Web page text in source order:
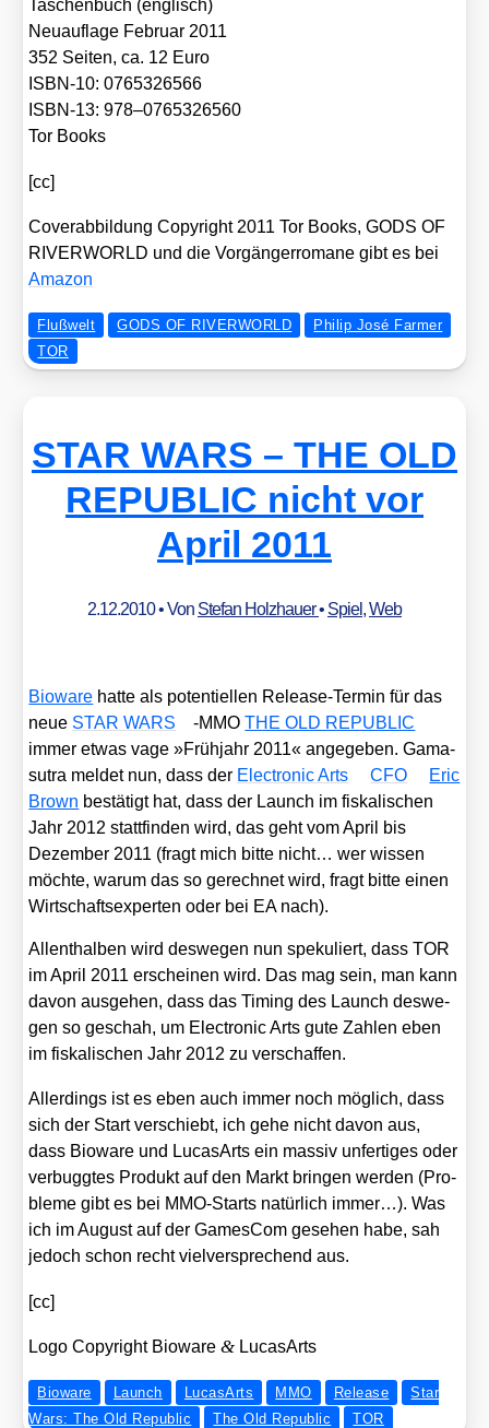
Taschen­buch (eng­lisch)
Neu­auf­la­ge Febru­ar 2011
352 Sei­ten, ca. 12 Euro
ISBN-10: 0765326566
ISBN-13: 978–0765326560
Tor Books
[cc]
Cover­ab­bil­dung Copy­right 2011 Tor Books, GODS OF
RIVERWORLD und die Vor­gän­ger­ro­ma­ne gibt es bei
Ama­zon
Flußwelt GODS OF RIVERWORLD
Philip José Farmer
TOR
STAR WARS – THE OLD
REPUBLIC nicht vor
April 2011
2.12.2010• Von Stefan Holzhauer• Spiel,Web
Bio­wa­re hat­te als poten­ti­el­len Release-Ter­min für das
neue STAR WARS -MMOTHE OLD REPUBLIC
immer etwas vage »Früh­jahr 2011« ange­ge­ben. Gama­
su­tra mel­det nun, dass der Elec­tro­nic Arts CFO
Eric
Brown bestä­tigt hat, dass der Launch im fis­ka­li­schen
Jahr 2012 statt­fin­den wird, das geht vom April bis
Dezem­ber 2011 (fragt mich bit­te nicht… wer wis­sen
möch­te, war­um das so gerech­net wird, fragt bit­te einen
Wirt­schafts­exper­ten oder bei EA nach).
Allent­hal­ben wird des­we­gen nun spe­ku­liert, dass TOR
im April 2011 erschei­nen wird. Das mag sein, man kann
davon aus­ge­hen, dass das Timing des Launch des­we­
gen so geschah, um Elec­tro­nic Arts gute Zah­len eben
im fis­ka­li­schen Jahr 2012 zu ver­schaf­fen.
Aller­dings ist es eben auch immer noch mög­lich, dass
sich der Start ver­schiebt, ich gehe nicht davon aus,
dass Bio­wa­re und Luca­sA­rts ein mas­siv unfer­ti­ges oder
ver­bugg­tes Pro­dukt auf den Markt brin­gen wer­den (Pro­
ble­me gibt es bei MMO-Starts natür­lich immer…). Was
ich im August auf der Games­Com gese­hen habe, sah
jedoch schon recht viel­ver­spre­chend aus.
[cc]
Logo Copy­right Bio­wa­re& Luca­sA­rts
Bioware Launch LucasArts MMO Release
Star
Wars: The Old Republic
The Old Republic TOR